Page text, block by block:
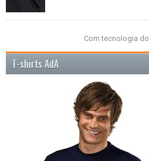
Com tecnologia do
T-shirts AdA